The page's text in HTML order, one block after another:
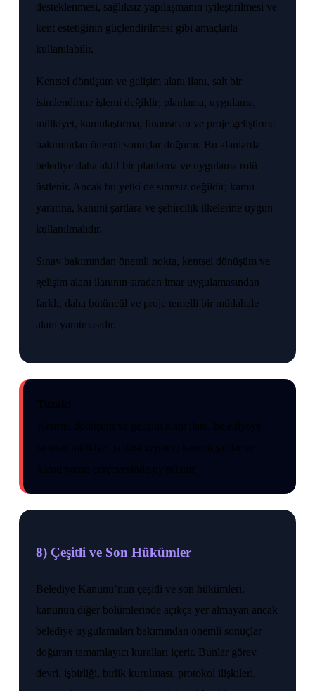
desteklenmesi, sağlıksız yapılaşmanın iyileştirilmesi ve
kent estetiğinin güçlendirilmesi gibi amaçlarla
kullanılabilir.
Kentsel dönüşüm ve gelişim alanı ilanı, salt bir
isimlendirme işlemi değildir; planlama, uygulama,
mülkiyet, kamulaştırma, finansman ve proje geliştirme
bakımından önemli sonuçlar doğurur. Bu alanlarda
belediye daha aktif bir planlama ve uygulama rolü
üstlenir. Ancak bu yetki de sınırsız değildir; kamu
yararına, kanuni şartlara ve şehircilik ilkelerine uygun
kullanılmalıdır.
Sınav bakımından önemli nokta, kentsel dönüşüm ve
gelişim alanı ilanının sıradan imar uygulamasından
farklı, daha bütüncül ve proje temelli bir müdahale
alanı yaratmasıdır.
8) Çeşitli ve Son Hükümler
Belediye Kanunu’nun çeşitli ve son hükümleri,
kanunun diğer bölümlerinde açıkça yer almayan ancak
belediye uygulamaları bakımından önemli sonuçlar
doğuran tamamlayıcı kuralları içerir. Bunlar görev
devri, işbirliği, birlik kurulması, protokol ilişkileri,